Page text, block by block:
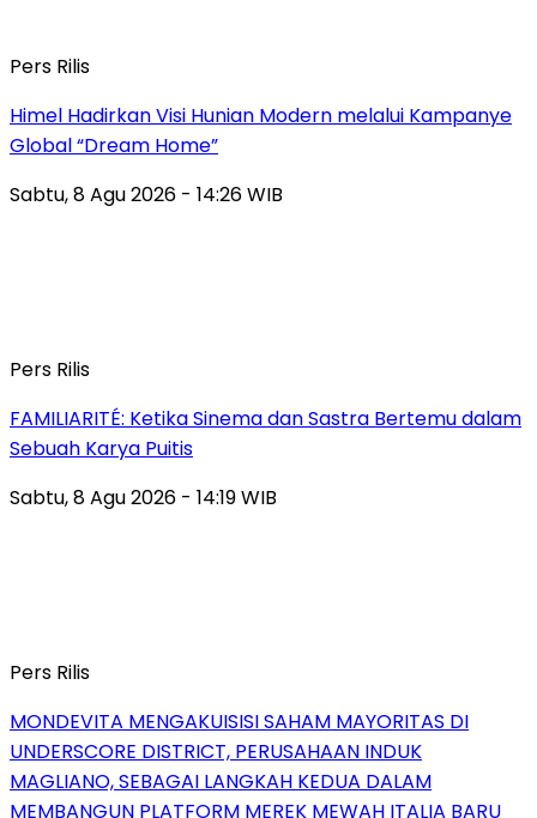
Pers Rilis
Himel Hadirkan Visi Hunian Modern melalui Kampanye
Global “Dream Home”
Sabtu, 8 Agu 2026 - 14:26 WIB
Pers Rilis
FAMILIARITÉ: Ketika Sinema dan Sastra Bertemu dalam
Sebuah Karya Puitis
Sabtu, 8 Agu 2026 - 14:19 WIB
Pers Rilis
MONDEVITA MENGAKUISISI SAHAM MAYORITAS DI
UNDERSCORE DISTRICT, PERUSAHAAN INDUK
MAGLIANO, SEBAGAI LANGKAH KEDUA DALAM
MEMBANGUN PLATFORM MEREK MEWAH ITALIA BARU